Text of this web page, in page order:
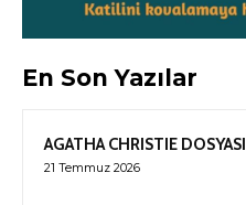
En Son Yazılar
AGATHA CHRISTIE DOSYASI
21 Temmuz 2026